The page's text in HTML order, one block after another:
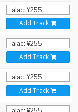
Add Track
Add Track
Add Track